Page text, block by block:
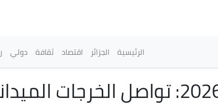
القائمة الرئيسية
الرئيسية الجزائر اقتصاد ثقافة دولي
موسم الاصطياف 2026: تواصل